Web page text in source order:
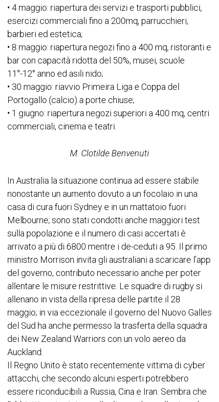
• 4 maggio: riapertura dei servizi e trasporti pubblici,
esercizi commerciali fino a 200mq, parrucchieri,
barbieri ed estetica;
• 8 maggio: riapertura negozi fino a 400 mq, ristoranti e
bar con capacità ridotta del 50%, musei, scuole
11°-12° anno ed asili nido;
• 30 maggio: riavvio Primeira Liga e Coppa del
Portogallo (calcio) a porte chiuse;
• 1 giugno: riapertura negozi superiori a 400 mq, centri
commerciali, cinema e teatri.
M. Clotilde Benvenuti
In Australia la situazione continua ad essere stabile
nonostante un aumento dovuto a un focolaio in una
casa di cura fuori Sydney e in un mattatoio fuori
Melbourne; sono stati condotti anche maggiori test
sulla popolazione e il numero di casi accertati è
arrivato a più di 6800 mentre i de-ceduti a 95. Il primo
ministro Morrison invita gli australiani a scaricare l’app
del governo, contributo necessario anche per poter
allentare le misure restrittive. Le squadre di rugby si
allenano in vista della ripresa delle partite il 28
maggio; in via eccezionale il governo del Nuovo Galles
del Sud ha anche permesso la trasferta della squadra
dei New Zealand Warriors con un volo aereo da
Auckland.
Il Regno Unito è stato recentemente vittima di cyber
attacchi, che secondo alcuni esperti potrebbero
essere riconducibili a Russia, Cina e Iran. Sembra che